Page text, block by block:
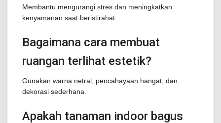
Membantu mengurangi stres dan meningkatkan
kenyamanan saat beristirahat.
Bagaimana cara membuat
ruangan terlihat estetik?
Gunakan warna netral, pencahayaan hangat, dan
dekorasi sederhana.
Apakah tanaman indoor bagus